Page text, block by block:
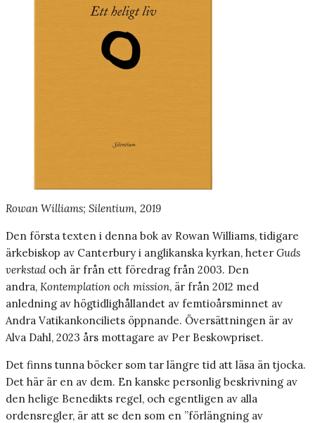
Rowan Williams; Silentium, 2019
Den första texten i denna bok av Rowan Williams, tidigare
ärkebiskop av Canterbury i anglikanska kyrkan, heter Guds
verkstadoch är från ett föredrag från 2003. Den
andra, Kontemplation och mission, är från 2012 med
anledning av högtidlighållandet av femtioårsminnet av
Andra Vatikankonciliets öppnande. Översättningen är av
Alva Dahl, 2023 års mottagare av Per Beskowpriset.
Det finns tunna böcker som tar längre tid att läsa än tjocka.
Det här är en av dem. En kanske personlig beskrivning av
den helige Benedikts regel, och egentligen av alla
ordensregler, är att se den som en ”förlängning av